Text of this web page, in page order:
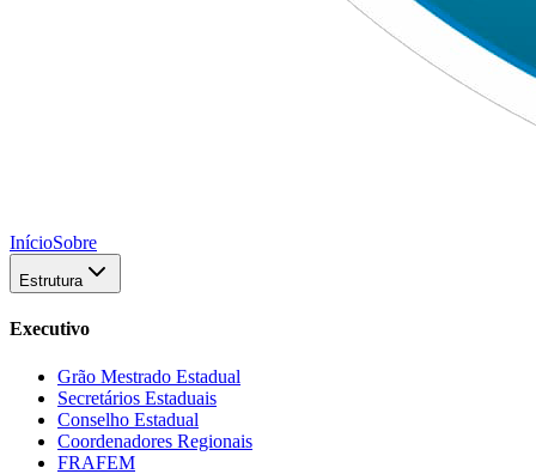
InícioSobre
Estrutura
Executivo
Grão Mestrado Estadual
Secretários Estaduais
Conselho Estadual
Coordenadores Regionais
FRAFEM